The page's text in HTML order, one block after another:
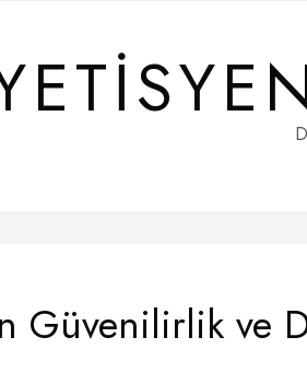
Güvenilirlik ve